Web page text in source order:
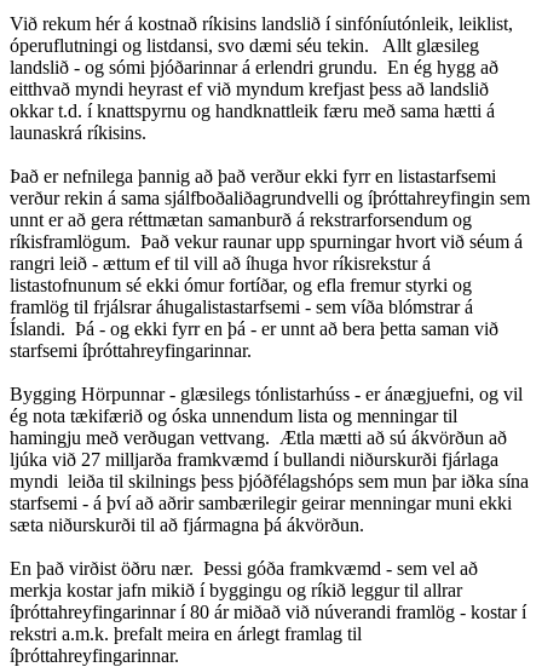
Við rekum hér á kostnað ríkisins landslið í sinfóníutónleik, leiklist,
óperuflutningi og listdansi, svo dæmi séu tekin. Allt glæsileg
landslið - og sómi þjóðarinnar á erlendri grundu. En ég hygg að
eitthvað myndi heyrast ef við myndum krefjast þess að landslið
okkar t.d. í knattspyrnu og handknattleik færu með sama hætti á
launaskrá ríkisins.
Það er nefnilega þannig að það verður ekki fyrr en listastarfsemi
verður rekin á sama sjálfboðaliðagrundvelli og íþróttahreyfingin sem
unnt er að gera réttmætan samanburð á rekstrarforsendum og
ríkisframlögum. Það vekur raunar upp spurningar hvort við séum á
rangri leið - ættum ef til vill að íhuga hvor ríkisrekstur á
listastofnunum sé ekki ómur fortíðar, og efla fremur styrki og
framlög til frjálsrar áhugalistastarfsemi - sem víða blómstrar á
Íslandi. Þá - og ekki fyrr en þá - er unnt að bera þetta saman við
starfsemi íþróttahreyfingarinnar.
Bygging Hörpunnar - glæsilegs tónlistarhúss - er ánægjuefni, og vil
ég nota tækifærið og óska unnendum lista og menningar til
hamingju með verðugan vettvang. Ætla mætti að sú ákvörðun að
ljúka við 27 milljarða framkvæmd í bullandi niðurskurði fjárlaga
myndi leiða til skilnings þess þjóðfélagshóps sem mun þar iðka sína
starfsemi - á því að aðrir sambærilegir geirar menningar muni ekki
sæta niðurskurði til að fjármagna þá ákvörðun.
En það virðist öðru nær. Þessi góða framkvæmd - sem vel að
merkja kostar jafn mikið í byggingu og ríkið leggur til allrar
íþróttahreyfingarinnar í 80 ár miðað við núverandi framlög - kostar í
rekstri a.m.k. þrefalt meira en árlegt framlag til
íþróttahreyfingarinnar.